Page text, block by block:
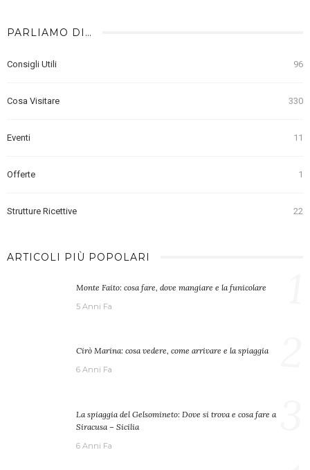
PARLIAMO DI…
Consigli Utili 96
Cosa Visitare 330
Eventi 11
Offerte 1
Strutture Ricettive 22
ARTICOLI PIÙ POPOLARI
Monte Faito: cosa fare, dove mangiare e la funicolare
5 Anni Fa
Cirò Marina: cosa vedere, come arrivare e la spiaggia
6 Anni Fa
La spiaggia del Gelsomineto: Dove si trova e cosa fare a
Siracusa – Sicilia
6 Anni Fa